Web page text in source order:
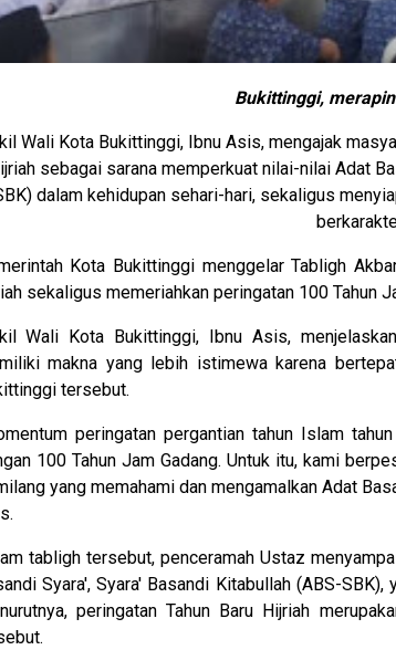
Bukittinggi,
Wali Kota Bukittinggi, Ibnu Asis, mengajak
sebagai sarana memperkuat nilai-nilai Adat
dalam kehidupan sehari-hari, sekaligus
Kota Bukittinggi menggelar Tabligh
sekaligus memeriahkan peringatan 100 Tahun
Wali Kota Bukittinggi, Ibnu Asis,
makna yang lebih istimewa karena
tersebut.
peringatan pergantian tahun Islam
100 Tahun Jam Gadang. Untuk itu, kami
yang memahami dan mengamalkan Adat
tabligh tersebut, penceramah Ustaz
Syara', Syara' Basandi Kitabullah (ABS-
peringatan Tahun Baru Hijriah